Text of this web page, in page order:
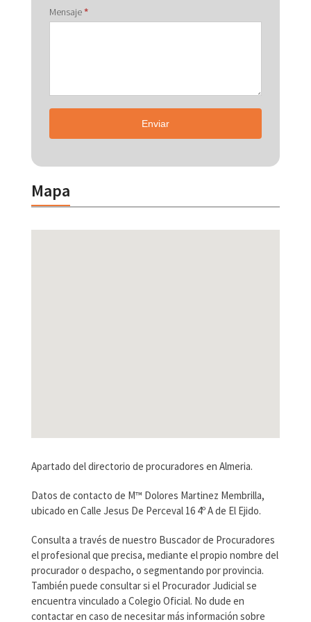
Mensaje*
Enviar
Mapa
Apartado del directorio de procuradores en Almeria.
Datos de contacto de M™ Dolores Martinez Membrilla,
ubicado en Calle Jesus De Perceval 16 4º A de El Ejido.
Consulta a través de nuestro Buscador de Procuradores
el profesional que precisa, mediante el propio nombre del
procurador o despacho, o segmentando por provincia.
También puede consultar si el Procurador Judicial se
encuentra vinculado a Colegio Oficial. No dude en
contactar en caso de necesitar más información sobre